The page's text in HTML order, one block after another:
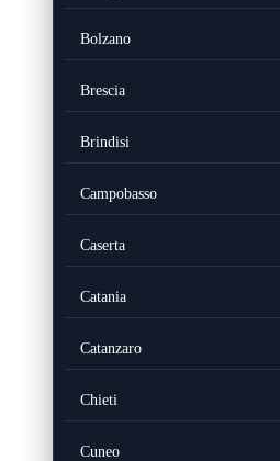
Bolzano
Brescia
Brindisi
Campobasso
Caserta
Catania
Catanzaro
Chieti
Cuneo